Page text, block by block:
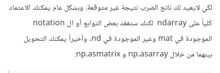
لكي لايعيد لك ناتج الضرب نتيجة غير متوقعة. وبشكل عام يمكنك الاعتماد
كلياً على ndarray لكنك ستفقد بعض التوابع أو ال notation
الموجودة في mat وغير الموجودة في nd. وأخيراً يمكنك التحويل
بينهما من خلال np.asarray و np.asmatrix: